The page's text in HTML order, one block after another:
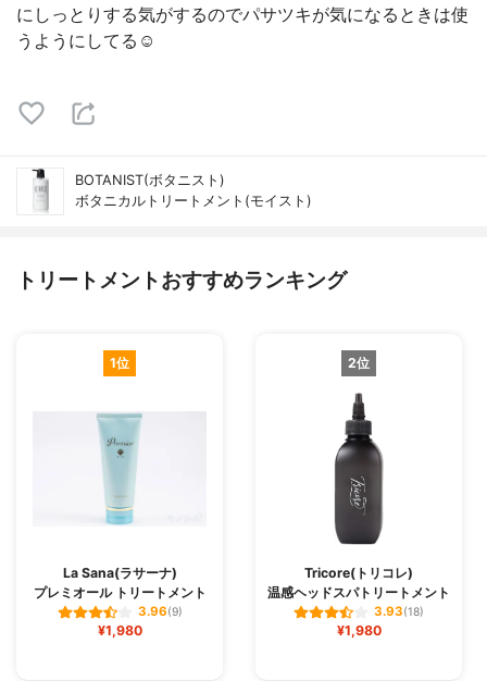
にしっとりする気がするのでパサツキが気になるときは使
うようにしてる☺️
BOTANIST(ボタニスト)
ボタニカルトリートメント(モイスト)
トリートメントおすすめランキング
1位
La Sana(ラサーナ)
プレミオール トリートメント
3.96(9)
¥1,980
2位
Tricore(トリコレ)
温感ヘッドスパトリートメント
3.93(18)
¥1,980